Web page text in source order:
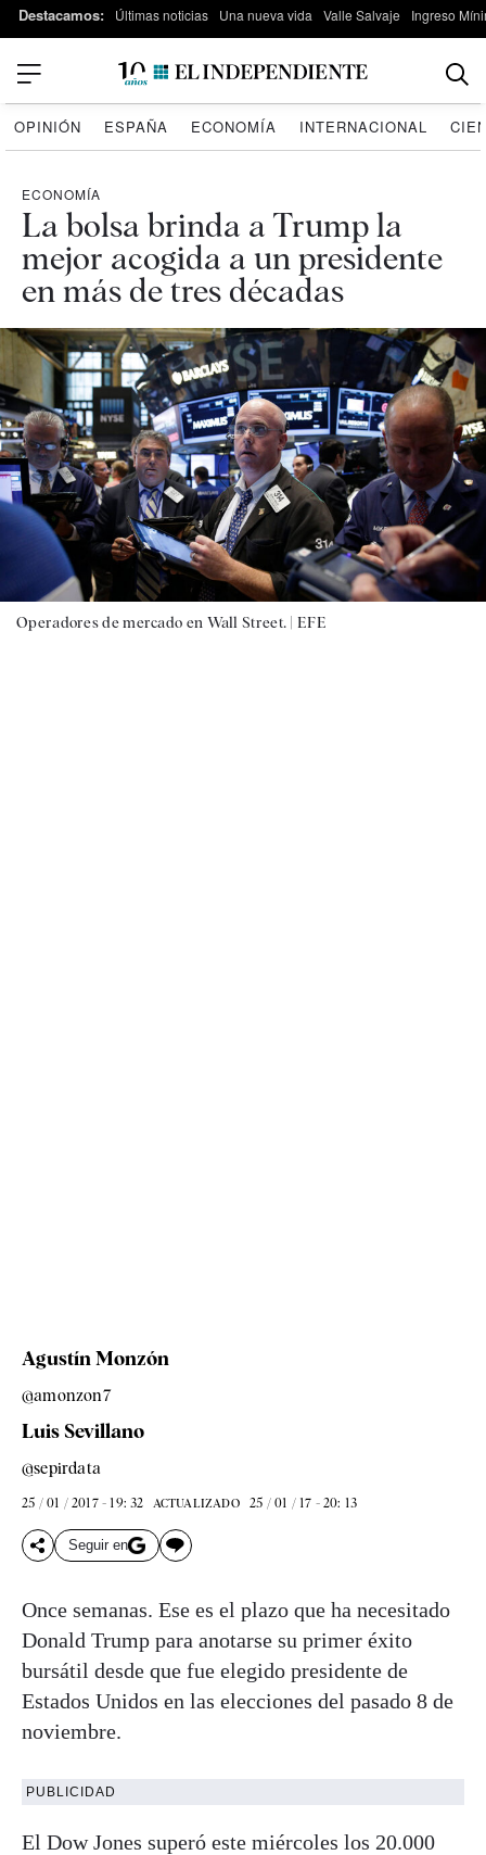
Destacamos: Últimas noticias Una nueva vida Valle Salvaje Ingreso
OPINIÓN ESPAÑA ECONOMÍA INTERNACIONAL
ECONOMÍA
La bolsa brinda a Trump la
mejor acogida a un presidente
en más de tres décadas
Operadores de mercado en Wall Street. |EFE
Agustín Monzón
@amonzon7
Luis Sevillano
@sepirdata
25 / 01 / 2017 - 19: 32 ACTUALIZADO 25 / 01 / 17 - 20: 13
Seguir en
Once semanas. Ese es el plazo que ha necesitado
Donald Trump para anotarse su primer éxito
bursátil desde que fue elegido presidente de
Estados Unidos en las elecciones del pasado 8 de
noviembre.
PUBLICIDAD
El Dow Jones superó este miércoles los 20.000